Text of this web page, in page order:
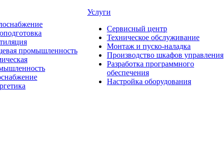
промышленность
Услуги
Сервисный центр
Техническое обслуживание
Монтаж и пуско-наладка
Производство шкафов управления
Разработка программного
обеспечения
Настройка оборудования